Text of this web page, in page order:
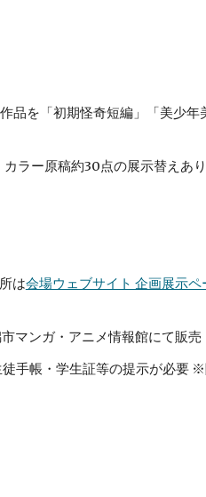
品を「初期怪奇短編」「美少年
ラー原稿約30点の展示替えあ
は会場ウェブサイト 企画展示ペ
マンガ・アニメ情報館にて販売
手帳・学生証等の提示が必要